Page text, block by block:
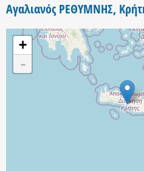
Αγαλιανός ΡΕΘΥΜΝΗΣ,
+
-